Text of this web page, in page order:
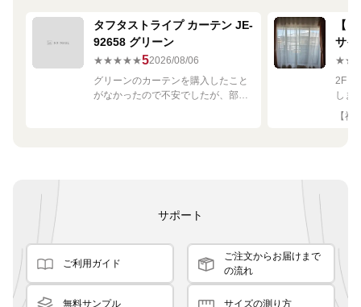
タフタストライプ カーテン JE-
92658 グリーン
★★★★★52026/08/06
グリーンのカーテンを購入したこと
がなかったので不安でしたが、部屋
【
サイ
2Fリ
しま
し
で
【神
サポート
ご利用ガイド
ご注文からお届けまで
の流れ
無料サンプル サイズの測り方